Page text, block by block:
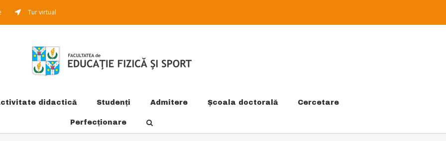
Tur virtual
didactică Studenți Admitere Şcoala doctorală Cercetare
Perfecționare